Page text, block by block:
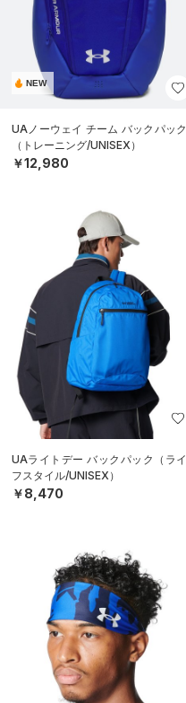
NEW
UAノーウェイ チーム バックパック
（トレーニング/UNISEX）
￥12,980
UAライトデー バックパック（ライ
フスタイル/UNISEX）
￥8,470